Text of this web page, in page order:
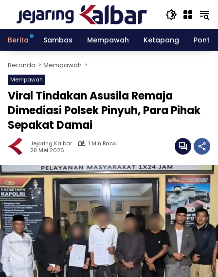
konten
Berita
Sambas Mempawah Ketapang
Beranda Mempawah
Mempawah
Viral Tindakan Asusila Remaja
Dimediasi Polsek Pinyuh, Para Pihak
Sepakat Damai
Jejaring Kalbar
1 Min Baca
28 Mei 2026